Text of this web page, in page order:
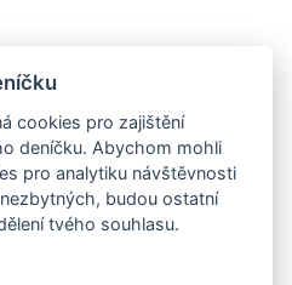
Emka
cookies pro zajištění
deníčku. Abychom mohli
pro analytiku návštěvnosti
budou ostatní
tvého souhlasu.